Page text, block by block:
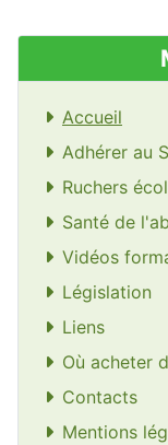
Accueil
Adhérer au
Ruchers
Santé de
Vidéos
Législation
Liens
Où acheter
Contacts
Mentions